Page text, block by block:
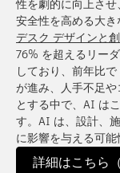
性を劇的に向上さ
安全性を高める大き
デスク デザインと
76% を超えるリー
しており、前年比
が進み、人手不足
とする中で、AI は
す。AI は、設計、
に影響を与える可能
詳細はこちら